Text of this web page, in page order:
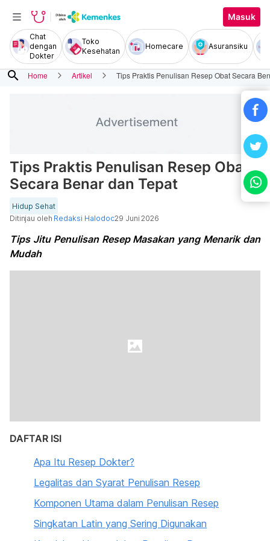
Masuk
Chat
dengan
Dokter
Toko
Kesehatan
Homecare Asuransiku
search Home Artikel Tips Praktis Penulisan Resep Obat Secara
Tips Praktis Penulisan Resep Obat
Secara Benar dan Tepat
Hidup Sehat
Ditinjau oleh Redaksi Halodoc29 Juni 2026
Tips Jitu Penulisan Resep Masakan yang Menarik dan
Mudah
DAFTAR ISI
Apa Itu Resep Dokter?
Legalitas dan Syarat Penulisan Resep
Komponen Utama dalam Penulisan Resep
Singkatan Latin yang Sering Digunakan